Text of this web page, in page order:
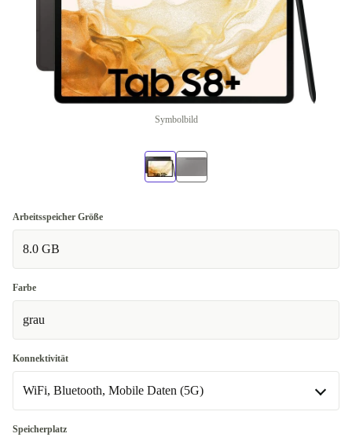
Symbolbild
Arbeitsspeicher Größe
8.0 GB
Farbe
grau
Konnektivität
WiFi, Bluetooth, Mobile Daten (5G)
WiFi, Bluetooth, Mobile Daten (5G)
Speicherplatz